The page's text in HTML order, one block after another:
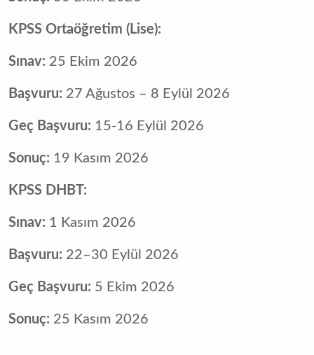
KPSS Ortaöğretim (Lise):
Sınav: 25 Ekim 2026
Başvuru: 27 Ağustos – 8 Eylül 2026
Geç Başvuru: 15-16 Eylül 2026
Sonuç: 19 Kasım 2026
KPSS DHBT:
Sınav: 1 Kasım 2026
Başvuru: 22–30 Eylül 2026
Geç Başvuru: 5 Ekim 2026
Sonuç: 25 Kasım 2026